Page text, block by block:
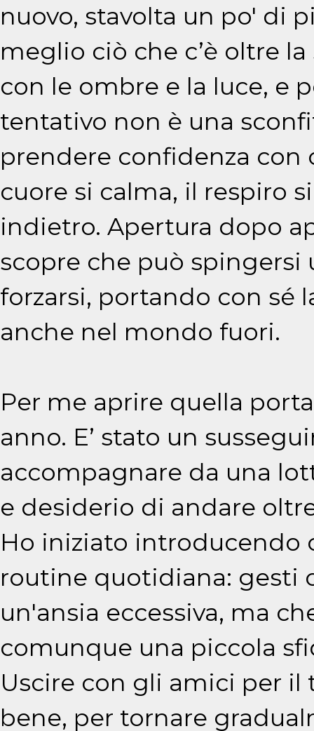
nuovo, stavolta un po' di
meglio ciò che c’è oltre
con le ombre e la luce, e
tentativo non è una
prendere confidenza con
cuore si calma, il respiro
indietro. Apertura dopo
scopre che può spingersi
forzarsi, portando con sé
anche nel mondo fuori.
Per me aprire quella
anno. E’ stato un
accompagnare da una
e desiderio di andare
Ho iniziato
routine quotidiana: gesti
un'ansia eccessiva, ma
comunque una piccola
Uscire con gli amici per
bene, per tornare